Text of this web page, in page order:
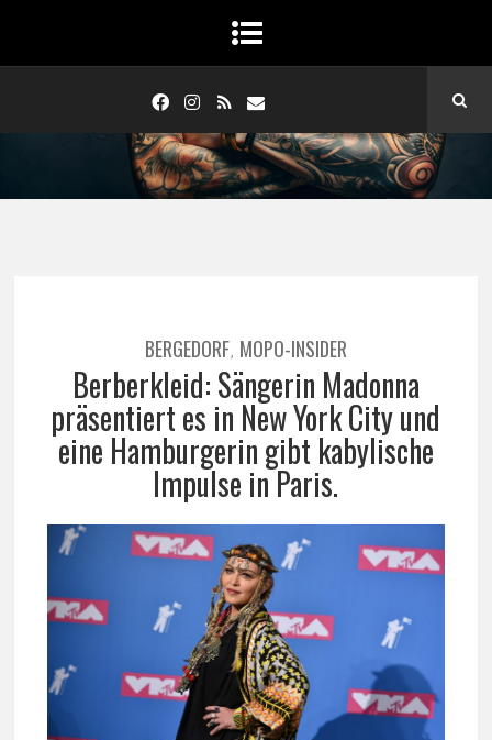
BERGEDORF, MOPO-INSIDER
Berberkleid: Sängerin Madonna
präsentiert es in New York City und
eine Hamburgerin gibt kabylische
Impulse in Paris.